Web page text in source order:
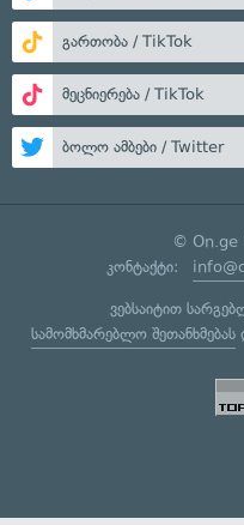
გართობა / TikTok
მეცნიერება / TikTok
ბოლო ამბები / Twitter
© On.ge
კონტაქტი:
ვებსაიტით
სამომხმარებლო შეთანხმებას